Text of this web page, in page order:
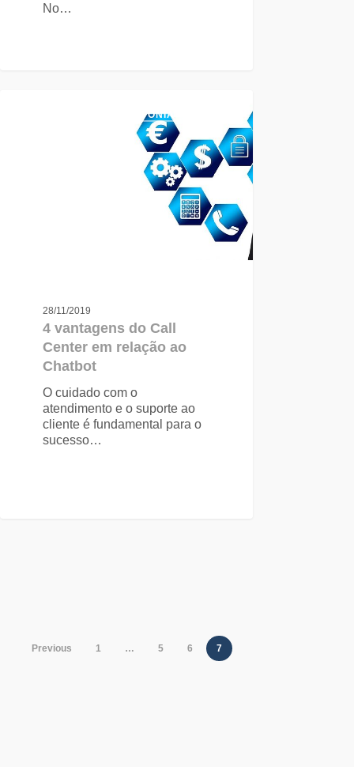
No…
TELEFONIA
28/11/2019
4 vantagens do Call
Center em relação ao
Chatbot
O cuidado com o
atendimento e o suporte ao
cliente é fundamental para o
sucesso…
Previous 1 … 5 6 7